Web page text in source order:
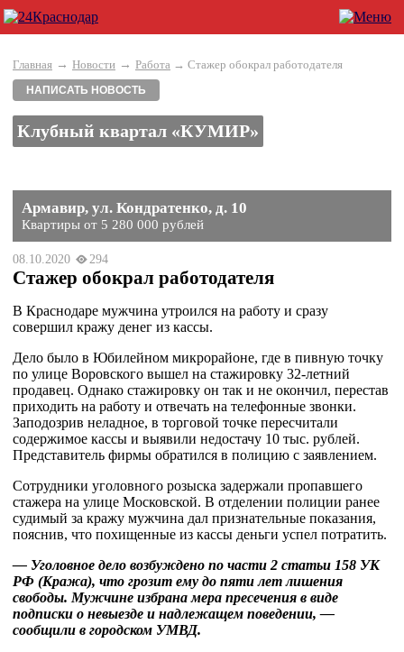
Главная → Новости → Работа → Стажер обокрал работодателя
НАПИСАТЬ НОВОСТЬ
Клубный квартал «КУМИР»
Армавир, ул. Кондратенко, д. 10
Квартиры от 5 280 000 рублей
08.10.2020 294
Стажер обокрал работодателя
В Краснодаре мужчина утроился на работу и сразу
совершил кражу денег из кассы.
Дело было в Юбилейном микрорайоне, где в пивную точку
по улице Воровского вышел на стажировку 32-летний
продавец. Однако стажировку он так и не окончил, перестав
приходить на работу и отвечать на телефонные звонки.
Заподозрив неладное, в торговой точке пересчитали
содержимое кассы и выявили недостачу 10 тыс. рублей.
Представитель фирмы обратился в полицию с заявлением.
Сотрудники уголовного розыска задержали пропавшего
стажера на улице Московской. В отделении полиции ранее
судимый за кражу мужчина дал признательные показания,
пояснив, что похищенные из кассы деньги успел потратить.
— Уголовное дело возбуждено по части 2 статьи 158 УК
РФ (Кража), что грозит ему до пяти лет лишения
свободы. Мужчине избрана мера пресечения в виде
подписки о невыезде и надлежащем поведении, —
сообщили в городском УМВД.